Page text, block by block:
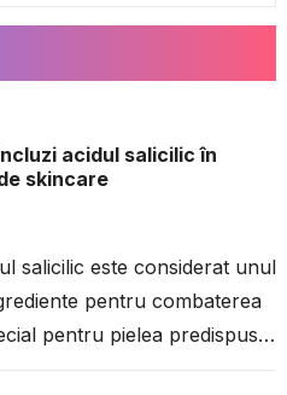
acidul salicilic în
skincare
salicilic este considerat unul
pentru combaterea
pentru pielea predispusă